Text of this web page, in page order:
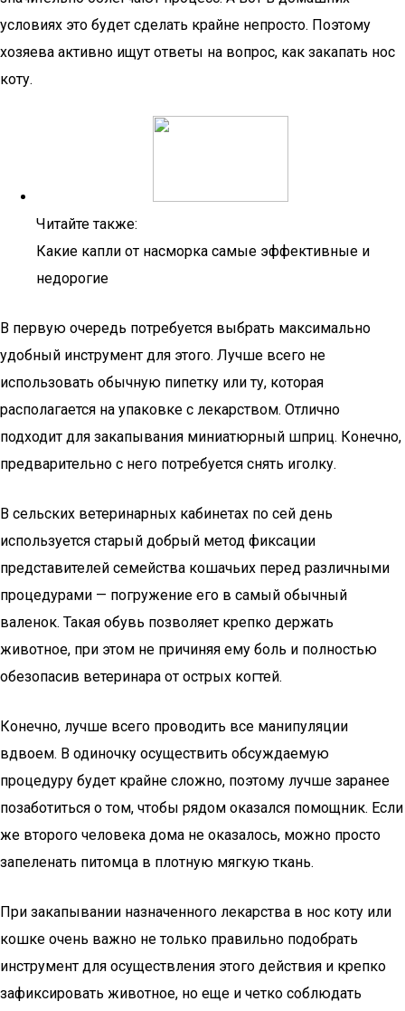
условиях это будет сделать крайне непросто. Поэтому
хозяева активно ищут ответы на вопрос, как закапать нос
коту.
Читайте также:
Какие капли от насморка самые эффективные и
недорогие
В первую очередь потребуется выбрать максимально
удобный инструмент для этого. Лучше всего не
использовать обычную пипетку или ту, которая
располагается на упаковке с лекарством. Отлично
подходит для закапывания миниатюрный шприц. Конечно,
предварительно с него потребуется снять иголку.
В сельских ветеринарных кабинетах по сей день
используется старый добрый метод фиксации
представителей семейства кошачьих перед различными
процедурами — погружение его в самый обычный
валенок. Такая обувь позволяет крепко держать
животное, при этом не причиняя ему боль и полностью
обезопасив ветеринара от острых когтей.
Конечно, лучше всего проводить все манипуляции
вдвоем. В одиночку осуществить обсуждаемую
процедуру будет крайне сложно, поэтому лучше заранее
позаботиться о том, чтобы рядом оказался помощник. Если
же второго человека дома не оказалось, можно просто
запеленать питомца в плотную мягкую ткань.
При закапывании назначенного лекарства в нос коту или
кошке очень важно не только правильно подобрать
инструмент для осуществления этого действия и крепко
зафиксировать животное, но еще и четко соблюдать